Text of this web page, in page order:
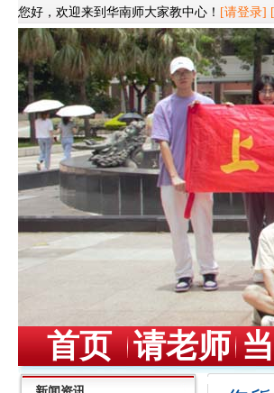
您好，欢迎来到华南师大家教中心！ [请登录]
首页 请老师